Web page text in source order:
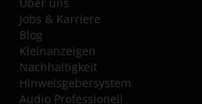
Jobs & Karriere
Blog
Kleinanzeigen
Nachhaltigkeit
Hinweisgebersystem
Audio Professionell